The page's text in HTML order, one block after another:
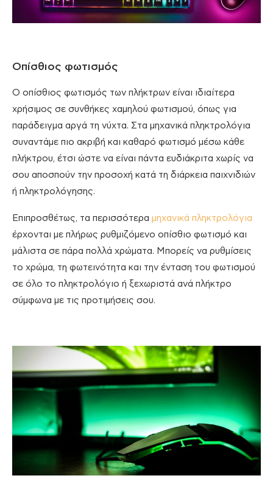
Οπίσθιος φωτισμός
Ο οπίσθιος φωτισμός των πλήκτρων είναι ιδιαίτερα
χρήσιμος σε συνθήκες χαμηλού φωτισμού, όπως για
παράδειγμα αργά τη νύχτα. Στα μηχανικά πληκτρολόγια
συναντάμε πιο ακριβή και καθαρό φωτισμό μέσω κάθε
πλήκτρου, έτσι ώστε να είναι πάντα ευδιάκριτα χωρίς να
σου αποσπούν την προσοχή κατά τη διάρκεια παιχνιδιών
ή πληκτρολόγησης.
Επιπροσθέτως, τα περισσότερα μηχανικά πληκτρολόγια
έρχονται με πλήρως ρυθμιζόμενο οπίσθιο φωτισμό και
μάλιστα σε πάρα πολλά χρώματα. Μπορείς να ρυθμίσεις
το χρώμα, τη φωτεινότητα και την ένταση του φωτισμού
σε όλο το πληκτρολόγιο ή ξεχωριστά ανά πλήκτρο
σύμφωνα με τις προτιμήσεις σου.